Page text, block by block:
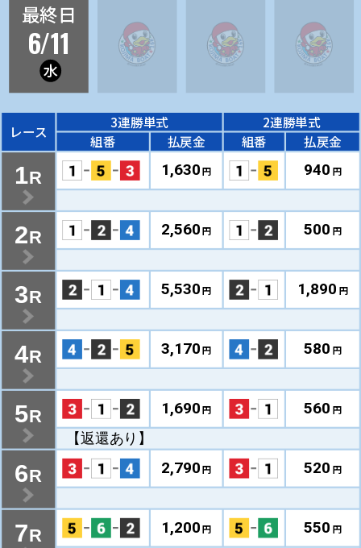
最終日
6/11
水
レース
3連勝単式
2連勝単式
組番
払戻金 組番 払戻金
1R 1,630 円 940 円
2R 2,560 円 500 円
3R 5,530 円 1,890 円
4R 3,170 円 580 円
5R 1,690 円 560 円
【返還あり】
6R 2,790 円 520 円
7R 1,200 円 550 円